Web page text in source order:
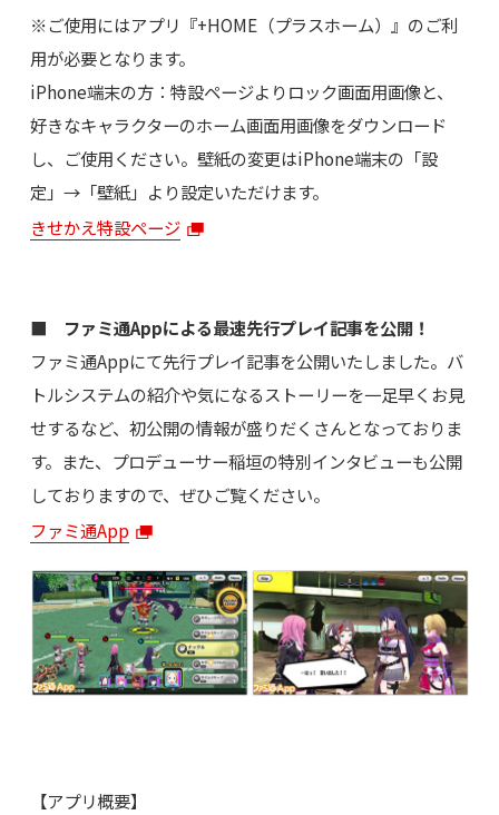
※ご使用にはアプリ『+HOME（プラスホーム）』のご利
用が必要となります。
iPhone端末の方：特設ページよりロック画面用画像と、
好きなキャラクターのホーム画面用画像をダウンロード
し、ご使用ください。壁紙の変更はiPhone端末の「設
定」→「壁紙」より設定いただけます。
きせかえ特設ページ
■ ファミ通Appによる最速先行プレイ記事を公開！
ファミ通Appにて先行プレイ記事を公開いたしました。バ
トルシステムの紹介や気になるストーリーを一足早くお見
せするなど、初公開の情報が盛りだくさんとなっておりま
す。また、プロデューサー稲垣の特別インタビューも公開
しておりますので、ぜひご覧ください。
ファミ通App
【アプリ概要】